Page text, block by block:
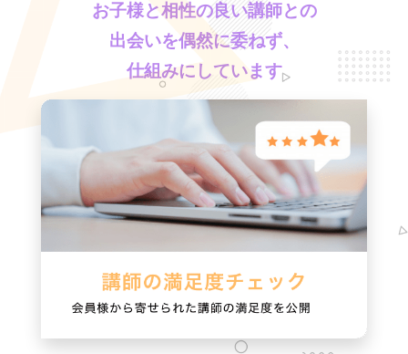
お子様と相性の良い講師との
出会いを偶然に委ねず、
仕組みにしています